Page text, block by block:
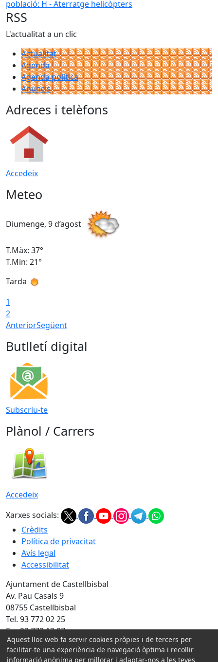
RSS
L'actualitat a un clic
Actualitat
Agenda
Agenda política
Anuncis
Adreces i telèfons
Accedeix
Meteo
Diumenge, 9 d’agost
T.Màx: 37°
T.Min: 21°
Tarda
1
2
AnteriorSegüent
Butlletí digital
Subscriu-te
Plànol / Carrers
Accedeix
Xarxes socials:
Crèdits
Política de privacitat
Avís legal
Accessibilitat
Ajuntament de Castellbisbal
Av. Pau Casals 9
08755 Castellbisbal
Tel. 93 772 02 25
Fax 93 772 13 07
Amb la col·laboració de:
Aquest lloc web fa servir cookies pròpies i de tercers per
facilitar-te una experiència de navegació òptima i recollir
informació anònima per millorar i adaptar-nos a les teves